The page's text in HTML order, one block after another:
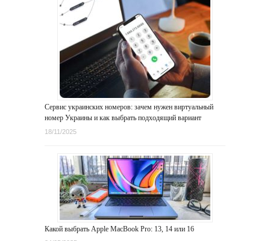
Сервис украинских номеров: зачем нужен виртуальный
номер Украины и как выбрать подходящий вариант
18/11/2025
Какой выбрать Apple MacBook Pro: 13, 14 или 16